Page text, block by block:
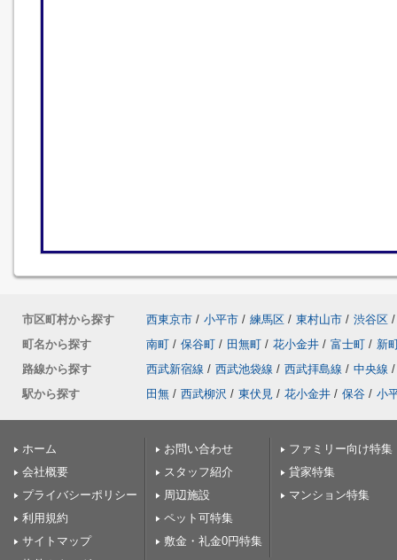
市区町村から探す 西東京市 / 小平市 / 練馬区 / 東村山市 / 渋谷区 /
町名から探す
南町 / 保谷町 / 田無町 / 花小金井 / 富士町 / 新
路線から探す
西武新宿線 / 西武池袋線 / 西武拝島線 / 中央線 /
駅から探す
田無 / 西武柳沢 / 東伏見 / 花小金井 / 保谷 / 小
ホーム
会社概要
プライバシーポリシー
利用規約
サイトマップ
お問い合わせ
スタッフ紹介
周辺施設
ペット可特集
敷金・礼金0円特集
ファミリー向け特集
貸家特集
マンション特集